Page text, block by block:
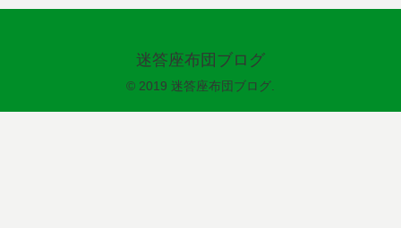
迷答座布団ブログ
© 2019 迷答座布団ブログ.